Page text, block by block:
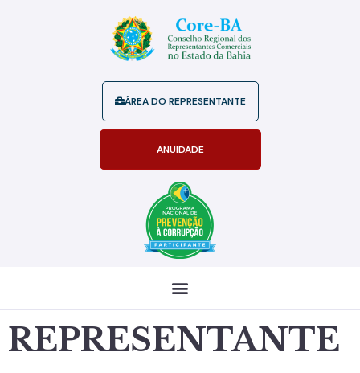
ÁREA DO REPRESENTANTE
ANUIDADE
REPRESENTANTE